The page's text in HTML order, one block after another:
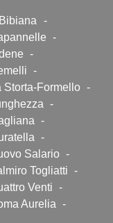
-
-
-
-
Storta-Formello -
-
-
-
Salario -
Togliatti
-
Venti
-
Aurelia
-